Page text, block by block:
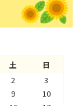
土
日
2
3
9
10